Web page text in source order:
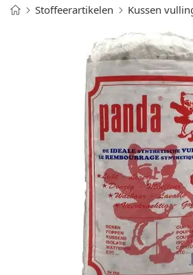
Stoffeerartikelen
Kussen